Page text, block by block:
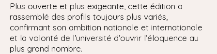
Plus ouverte et plus exigeante, cette édition a
rassemblé des profils toujours plus variés,
confirmant son ambition nationale et internationale
et la volonté de l’université d’ouvrir l’éloquence au
plus grand nombre.